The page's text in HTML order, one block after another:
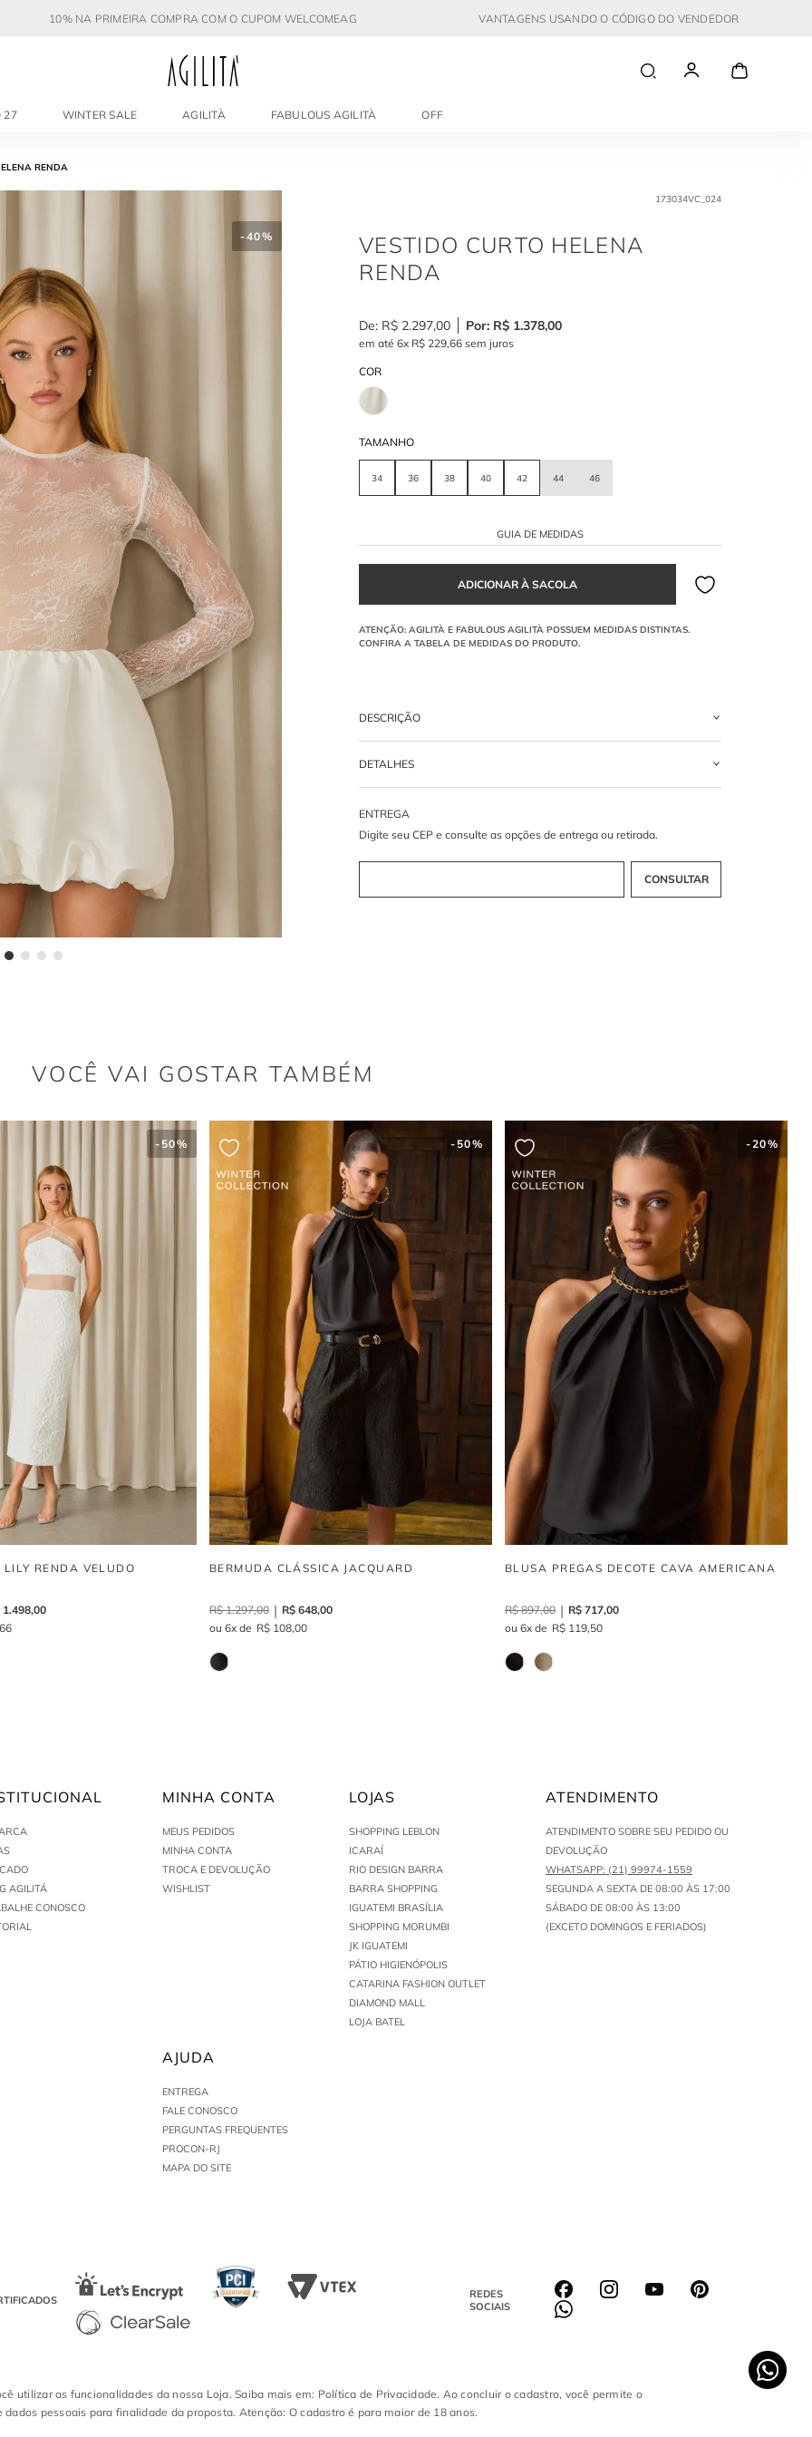
10% NA PRIMEIRA COMPRA COM O CUPOM WELCOMEAG VANTAGENS USANDO O CÓDIGO DO VENDEDOR
27 WINTER SALE AGILITÀ FABULOUS AGILITÀ OFF
RENDA
-40%
173034VC_024
VESTIDO CURTO HELENA
RENDA
R$ 2.297,00 R$ 1.378,00
em até 6x R$ 229,66 sem juros
COR
TAMANHO
34 36 38 40 42 44 46
GUIA DE MEDIDAS
DESCRIÇÃO
Vestido curto
Qual o efeito da saia balonê?
Ela cria um visual moderno com volume estruturado na parte inferior da peça.
Por que as mangas em renda são destaque?
As mangas longas e ajustadas conferem um acabamento refinado e delicado
DETALHES
VOCÊ VAI GOSTAR TAMBÉM
- 50%
RENDA VELUDO
1.498,00
66
- 50%
BERMUDA CLÁSSICA JACQUARD
R$ 1.297,00 R$ 648,00
6
R$ 108,00
-20%
BLUSA PREGAS DECOTE CAVA AMERICANA
R$ 897,00 R$ 717,00
6
R$ 119,50
AGILITÁ
CONOSCO
MINHA CONTA
MEUS PEDIDOS
MINHA CONTA
TROCA E DEVOLUÇÃO
WISHLIST
AJUDA
ENTREGA
FALE CONOSCO
PERGUNTAS FREQUENTES
PROCON-RJ
MAPA DO SITE
LOJAS
SHOPPING LEBLON
ICARAÍ
RIO DESIGN BARRA
BARRA SHOPPING
IGUATEMI BRASÍLIA
SHOPPING MORUMBI
JK IGUATEMI
PÁTIO HIGIENÓPOLIS
CATARINA FASHION OUTLET
DIAMOND MALL
LOJA BATEL
ATENDIMENTO
ATENDIMENTO SOBRE SEU PEDIDO OU
DEVOLUÇÃO
WHATSAPP: (21) 99974-1559
SEGUNDA A SEXTA DE 08:00 ÀS 17:00
SÁBADO DE 08:00 ÀS 13:00
(EXCETO DOMINGOS E FERIADOS)
REDES
SOCIAIS
utilizar as funcionalidades da nossa Loja. Saiba mais em: Política de Privacidade. Ao concluir o cadastro, você permite o
dados pessoais para finalidade da proposta. Atenção: O cadastro é para maior de 18 anos.